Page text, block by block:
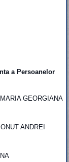
a Persoanelor
GEORGIANA
ANDREI